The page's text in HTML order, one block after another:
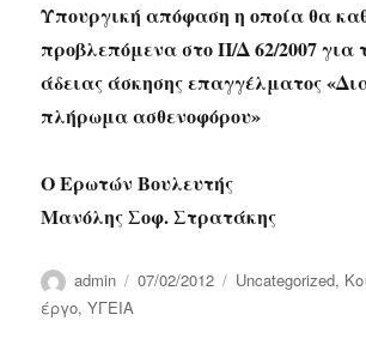
Υπουργική απόφαση η οποία θα
προβλεπόμενα στο Π/Δ 62/2007 για
άδειας άσκησης επαγγέλματος
πλήρωμα ασθενοφόρου»
Ο Ερωτών Βουλευτής
Μανόλης Σοφ. Στρατάκης
Author
admin
Posted
07/02/2012 Categories
Uncategorized,
έργο,ΥΓΕΙΑ